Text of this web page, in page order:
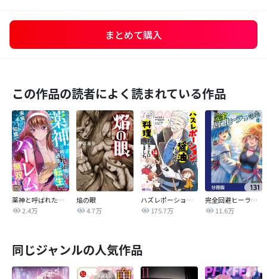
まとめて購入
この作品の読者によく読まれている作品
薬神と呼ばれた俺が過去に転生して未来のチート知識でハーレム無双します！【タテヨミ】
2.4万
焔の眼
4.7万
ハズレポーションが醤油だったので料理することにしました（コミック）
175.7万
完全回避ヒーラーの軌跡【分冊版】
11.6万
同じジャンルの人気作品